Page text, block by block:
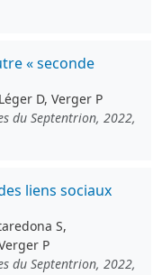
« seconde
D, Verger P
du Septentrion, 2022,
liens sociaux
S,
P
du Septentrion, 2022,